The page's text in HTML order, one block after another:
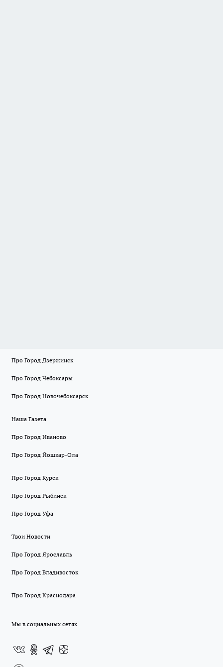
Про Город Дзержинск
Про Город Чебоксары
Про Город Новочебоксарск
Наша Газета
Про Город Иваново
Про Город Йошкар-Ола
Про Город Курск
Про Город Рыбинск
Про Город Уфа
Твои Новости
Про Город Ярославль
Про Город Владивосток
Про Город Краснодара
Мы в социальных сетях